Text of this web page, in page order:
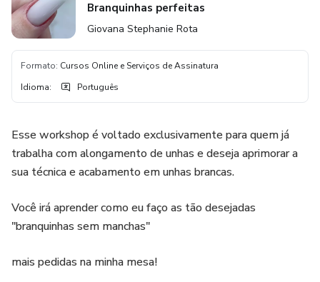
Branquinhas perfeitas
Giovana Stephanie Rota
Formato: Cursos Online e Serviços de Assinatura
Idioma: Português
Esse workshop é voltado exclusivamente para quem já
trabalha com alongamento de unhas e deseja aprimorar a
sua técnica e acabamento em unhas brancas.
Você irá aprender como eu faço as tão desejadas
"branquinhas sem manchas"
mais pedidas na minha mesa!